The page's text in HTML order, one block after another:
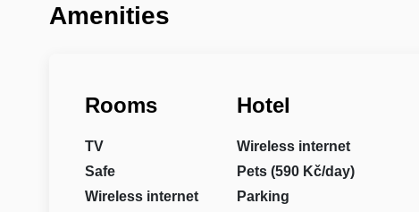
Amenities
Rooms
TV
Safe
Wireless internet
Hotel
Wireless internet
Pets (590 Kč/day)
Parking